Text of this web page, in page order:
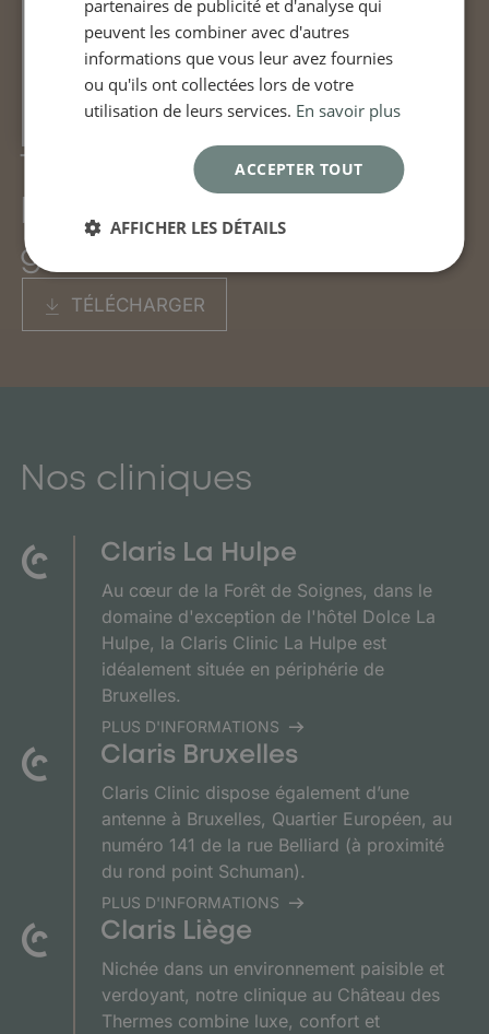
Télécharger notre
brochure d'information
générale Claris Clinic
TÉLÉCHARGER
Nos cliniques
Claris La Hulpe
Au cœur de la Forêt de Soignes, dans le
domaine d'exception de l'hôtel Dolce La
Hulpe, la Claris Clinic La Hulpe est
idéalement située en périphérie de
Bruxelles.
PLUS D'INFORMATIONS
Claris Bruxelles
Claris Clinic dispose également d’une
antenne à Bruxelles, Quartier Européen, au
numéro 141 de la rue Belliard (à proximité
du rond point Schuman).
PLUS D'INFORMATIONS
Claris Liège
Nichée dans un environnement paisible et
verdoyant, notre clinique au Château des
Thermes combine luxe, confort et
partenaires de publicité et d'analyse qui
peuvent les combiner avec d'autres
informations que vous leur avez fournies
ou qu'ils ont collectées lors de votre
utilisation de leurs services. En savoir plus
ACCEPTER TOUT
AFFICHER LES DÉTAILS